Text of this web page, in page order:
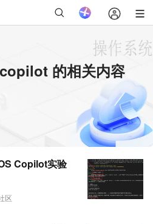
的相关内容
区
Copilot实验